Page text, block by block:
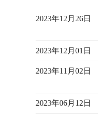
2023年12月26日
2023年12月01日
2023年11月02日
2023年06月12日